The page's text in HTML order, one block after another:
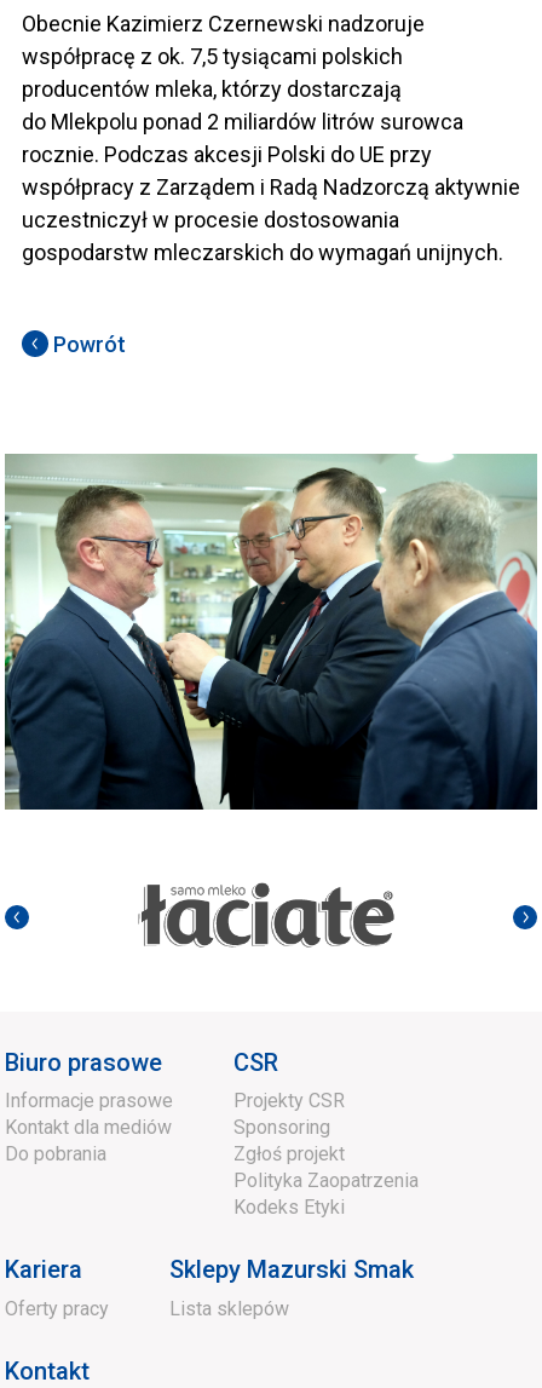
Obecnie Kazimierz Czernewski nadzoruje
współpracę z ok. 7,5 tysiącami polskich
producentów mleka, którzy dostarczają
do Mlekpolu ponad 2 miliardów litrów surowca
rocznie. Podczas akcesji Polski do UE przy
współpracy z Zarządem i Radą Nadzorczą aktywnie
uczestniczył w procesie dostosowania
gospodarstw mleczarskich do wymagań unijnych.
Powrót
Biuro prasowe
Informacje prasowe
Kontakt dla mediów
Do pobrania
CSR
Projekty CSR
Sponsoring
Zgłoś projekt
Polityka Zaopatrzenia
Kodeks Etyki
Kariera
Oferty pracy
Sklepy Mazurski Smak
Lista sklepów
Kontakt